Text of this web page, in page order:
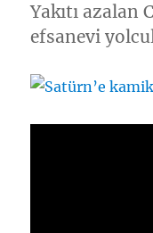
Yakıtı azalan
efsanevi